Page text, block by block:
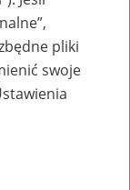
profili
pliki
swoje